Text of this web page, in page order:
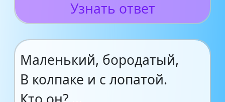
Узнать ответ
Маленький, бородатый,
В колпаке и с лопатой.